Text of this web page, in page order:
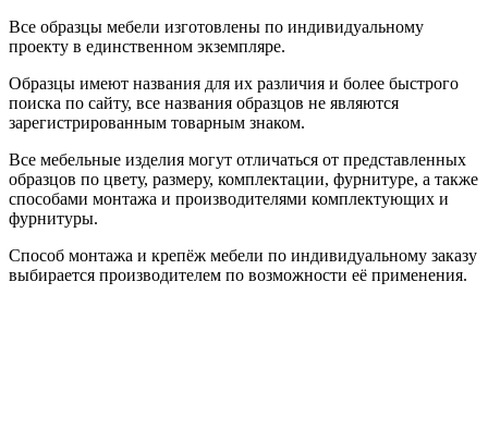
Все образцы мебели изготовлены по индивидуальному
проекту в единственном экземпляре.
Образцы имеют названия для их различия и более быстрого
поиска по сайту, все названия образцов не являются
зарегистрированным товарным знаком.
Все мебельные изделия могут отличаться от представленных
образцов по цвету, размеру, комплектации, фурнитуре, а также
способами монтажа и производителями комплектующих и
фурнитуры.
Способ монтажа и крепёж мебели по индивидуальному заказу
выбирается производителем по возможности её применения.